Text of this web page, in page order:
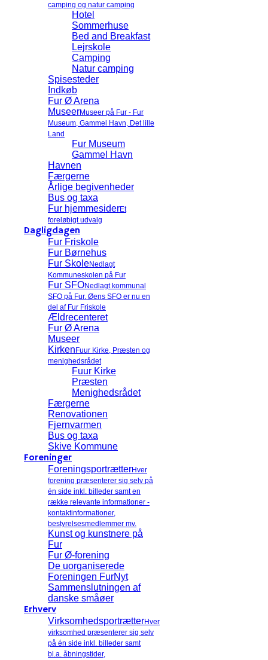
camping og natur camping
Hotel
Sommerhuse
Bed and Breakfast
Lejrskole
Camping
Natur camping
Spisesteder
Indkøb
Fur Ø Arena
MuseerMuseer på Fur - Fur
Museum, Gammel Havn, Det lille
Land
Fur Museum
Gammel Havn
Havnen
Færgerne
Årlige begivenheder
Bus og taxa
Fur hjemmesiderEt
foreløbigt udvalg
Dagligdagen
Fur Friskole
Fur Børnehus
Fur SkoleNedlagt
Kommuneskolen på Fur
Fur SFONedlagt kommunal
SFO på Fur. Øens SFO er nu en
del af Fur Friskole
Ældrecenteret
Fur Ø Arena
Museer
Kirken Fuur Kirke, Præsten og
menighedsrådet
Fuur Kirke
Præsten
Menighedsrådet
Færgerne
Renovationen
Fjernvarmen
Bus og taxa
Skive Kommune
Foreninger
ForeningsportrætterHver
forening præsenterer sig selv på
én side inkl. billeder samt en
række relevante informationer -
kontaktinformationer,
bestyrelsesmedlemmer mv.
Kunst og kunstnere på
Fur
Fur Ø-forening
De uorganiserede
Foreningen FurNyt
Sammenslutningen af
danske småøer
Erhverv
VirksomhedsportrætterHver
virksomhed præsenterer sig selv
på én side inkl. billeder samt
bl.a. åbningstider,